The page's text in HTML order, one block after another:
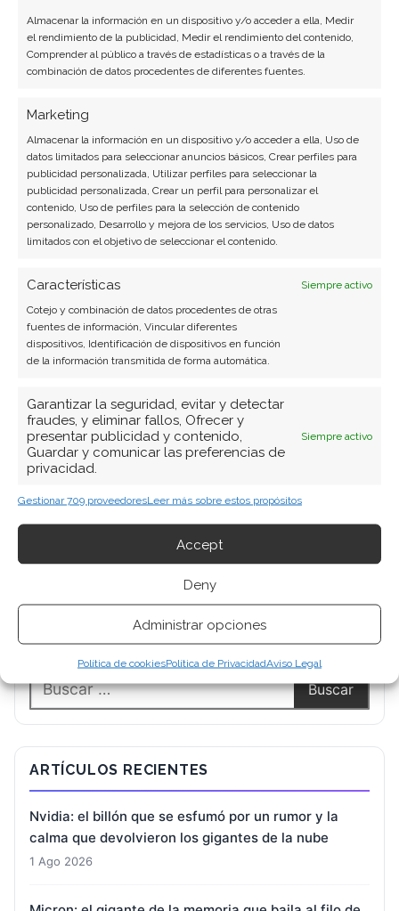
Almacenar la información en un dispositivo y/o acceder a ella, Medir
el rendimiento de la publicidad, Medir el rendimiento del contenido,
Comprender al público a través de estadísticas o a través de la
combinación de datos procedentes de diferentes fuentes.
Marketing
Almacenar la información en un dispositivo y/o acceder a ella, Uso de
datos limitados para seleccionar anuncios básicos, Crear perfiles para
publicidad personalizada, Utilizar perfiles para seleccionar la
publicidad personalizada, Crear un perfil para personalizar el
contenido, Uso de perfiles para la selección de contenido
personalizado, Desarrollo y mejora de los servicios, Uso de datos
limitados con el objetivo de seleccionar el contenido.
Características
Siempre activo
Cotejo y combinación de datos procedentes de otras
fuentes de información, Vincular diferentes
dispositivos, Identificación de dispositivos en función
de la información transmitida de forma automática.
Garantizar la seguridad, evitar y detectar
fraudes, y eliminar fallos, Ofrecer y
presentar publicidad y contenido,
Guardar y comunicar las preferencias de
privacidad.
Siempre activo
Gestionar 709 proveedoresLeer más sobre estos propósitos
Accept
Deny
Administrar opciones
Política de cookiesPolítica de PrivacidadAviso Legal
SOBRE EL AUTOR
Periodista de tecnología especializado en
videojuegos, realidad virtual y tendencias de
consumo digital. Más de 10 años cubriendo la
industria tecnológica española.
Ver todos los artículos →
ARTÍCULOS RECIENTES
Nvidia: el billón que se esfumó por un rumor y la
calma que devolvieron los gigantes de la nube
1 Ago 2026